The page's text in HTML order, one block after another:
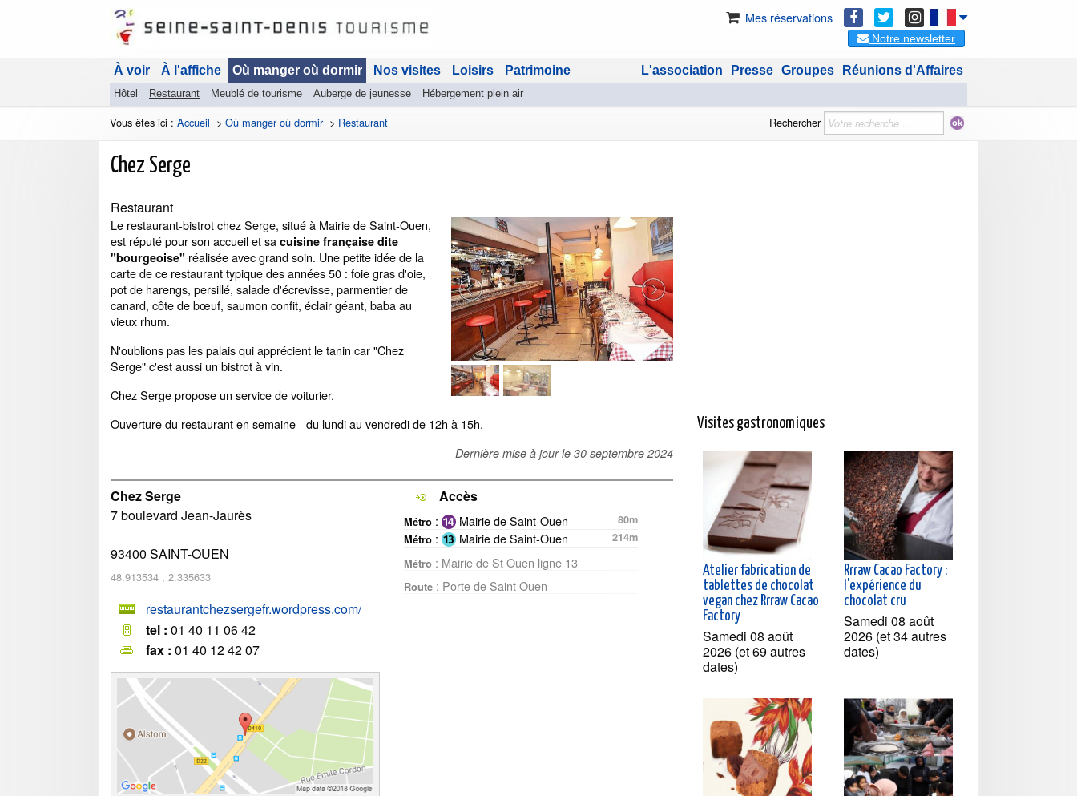
Mes réservations
Notre newsletter
À voir À l'affiche Où manger où dormir
Hôtel Restaurant Meublé de tourisme Auberge de jeunesse Hébergement plein air
Nos visites Loisirs Patrimoine Réunions d'Affaires
Groupes
Presse
L'association
Vous êtes ici : Accueil > Où manger où dormir> Restaurant Rechercher
Chez Serge
Restaurant
Le restaurant-bistrot chez Serge, situé à Mairie de Saint-Ouen,
est réputé pour son accueil et sa cuisine française dite
"bourgeoise" réalisée avec grand soin. Une petite idée de la
carte de ce restaurant typique des années 50 : foie gras d'oie,
pot de harengs, persillé, salade d'écrevisse, parmentier de
canard, côte de bœuf, saumon confit, éclair géant, baba au
vieux rhum.
N'oublions pas les palais qui apprécient le tanin car "Chez
Serge" c'est aussi un bistrot à vin.
Chez Serge propose un service de voiturier.
Ouverture du restaurant en semaine - du lundi au vendredi de 12h à 15h.
Dernière mise à jour le 30 septembre 2024
Chez Serge
7 boulevard Jean-Jaurès
93400 SAINT-OUEN
48.913534 , 2.335633
restaurantchezsergefr.wordpress.com/
tel : 01 40 11 06 42
fax : 01 40 12 42 07
Accès
Métro : Mairie de Saint-Ouen
80m
Métro : Mairie de Saint-Ouen
214m
Métro : Mairie de St Ouen ligne 13
Route : Porte de Saint Ouen
Visites gastronomiques
Atelier fabrication de
tablettes de chocolat
vegan chez Rrraw Cacao
Factory
Samedi 08 août
2026 (et 69 autres
dates)
Rrraw Cacao Factory :
l'expérience du
chocolat cru
Samedi 08 août
2026 (et 34 autres
dates)